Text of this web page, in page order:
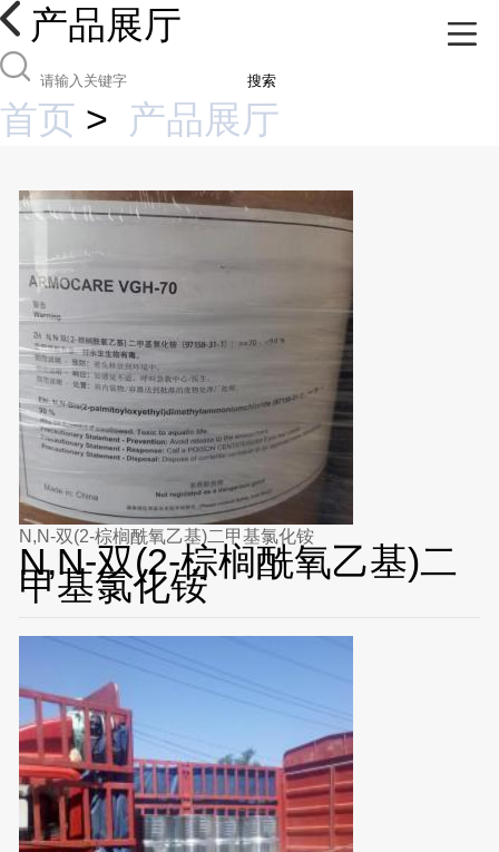
产品展厅
搜索
首页 > 产品展厅
N,N-双(2-棕榈酰氧乙基)二甲基氯化铵
N,N-双(2-棕榈酰氧乙基)二
甲基氯化铵